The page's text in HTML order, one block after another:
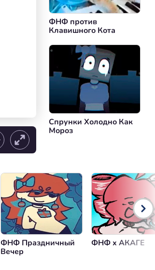
ФНФ против
Клавишного Кота
Спрунки Холодно Как
Мороз
ФНФ Праздничный
Вечер
ФНФ x АКАГЕ